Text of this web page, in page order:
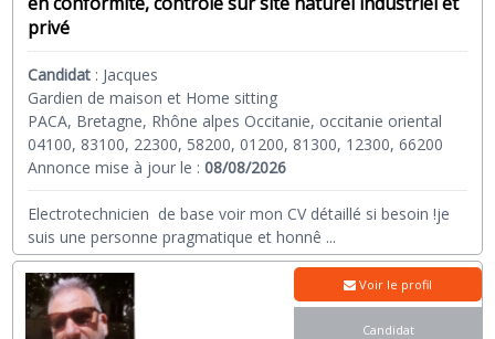
privé
Candidat : Jacques
Gardien de maison et Home sitting
PACA, Bretagne, Rhône alpes Occitanie, occitanie oriental
04100, 83100, 22300, 58200, 01200, 81300, 12300, 66200
Annonce mise à jour le :08/08/2026
Electrotechnicien de base voir mon CV détaillé si besoin !je
suis une personne pragmatique et honnê ...
Voir le profil
Candidat